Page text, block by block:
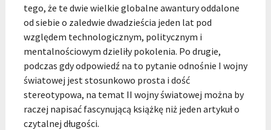
tego, że te dwie wielkie globalne awantury oddalone
od siebie o zaledwie dwadzieścia jeden lat pod
względem technologicznym, politycznym i
mentalnościowym dzieliły pokolenia. Po drugie,
podczas gdy odpowiedź na to pytanie odnośnie I wojny
światowej jest stosunkowo prosta i dość
stereotypowa, na temat II wojny światowej można by
raczej napisać fascynującą książkę niż jeden artykuł o
czytalnej długości.